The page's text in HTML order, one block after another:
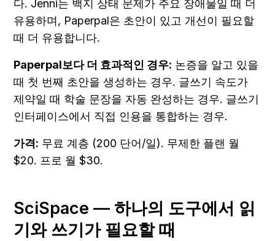
다. Jenni는 백지 상태 문제가 주요 장애물일 때 더
유용하며, Paperpal은 초안이 있고 개선이 필요할
때 더 유용합니다.
Paperpal보다 더 효과적인 경우: 논증을 알고 있을
때 첫 번째 초안을 생성하는 경우. 글쓰기 속도가
제약일 때 학술 문장을 자동 완성하는 경우. 글쓰기
인터페이스에서 직접 인용을 통합하는 경우.
가격: 무료 계층 (200 단어/일). 무제한 플랜 월
$20. 프로 월 $30.
SciSpace — 하나의 도구에서 읽
기와 쓰기가 필요할 때